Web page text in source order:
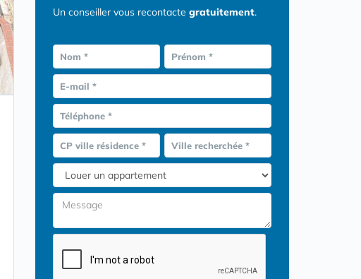
Un conseiller vous recontacte gratuitement.
Nom * Prénom *
E-mail *
Téléphone *
CP ville résidence * Ville recherchée *